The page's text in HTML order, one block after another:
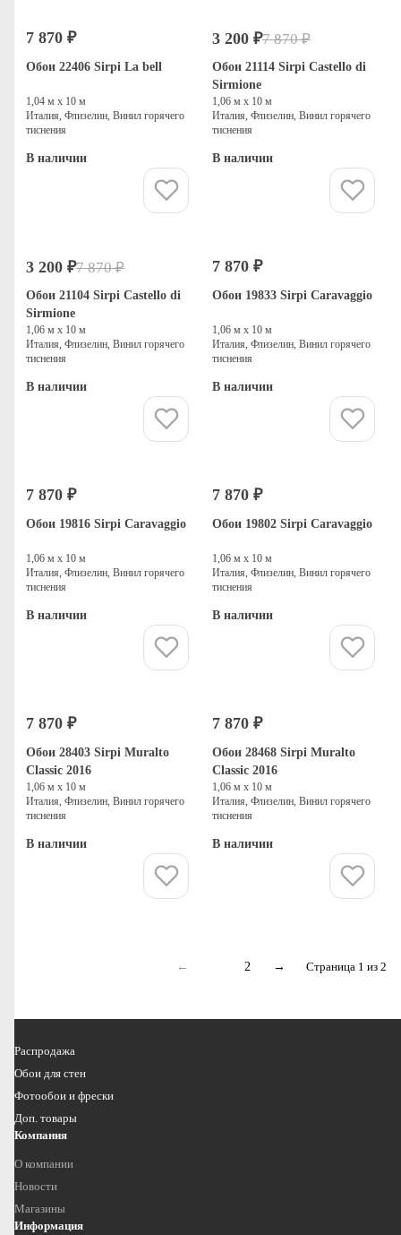
7 870 ₽
Обои 22406 Sirpi La bell
1,04 м х 10 м
Италия, Флизелин, Винил горячего
тиснения
В наличии
Распродажа
3 200 ₽7 870 ₽
Обои 21114 Sirpi Castello di
Sirmione
1,06 м х 10 м
Италия, Флизелин, Винил горячего
тиснения
В наличии
Распродажа
3 200 ₽7 870 ₽
Обои 21104 Sirpi Castello di
Sirmione
1,06 м х 10 м
Италия, Флизелин, Винил горячего
тиснения
В наличии
7 870 ₽
Обои 19833 Sirpi Caravaggio
1,06 м х 10 м
Италия, Флизелин, Винил горячего
тиснения
В наличии
7 870 ₽
Обои 19816 Sirpi Caravaggio
1,06 м х 10 м
Италия, Флизелин, Винил горячего
тиснения
В наличии
7 870 ₽
Обои 19802 Sirpi Caravaggio
1,06 м х 10 м
Италия, Флизелин, Винил горячего
тиснения
В наличии
7 870 ₽
Обои 28403 Sirpi Muralto
Classic 2016
1,06 м х 10 м
Италия, Флизелин, Винил горячего
тиснения
В наличии
7 870 ₽
Обои 28468 Sirpi Muralto
Classic 2016
1,06 м х 10 м
Италия, Флизелин, Винил горячего
тиснения
В наличии
← 2 → Страница 1 из 2
Распродажа
Обои для стен
Фотообои и фрески
Доп. товары
Компания
О компании
Новости
Магазины
Информация